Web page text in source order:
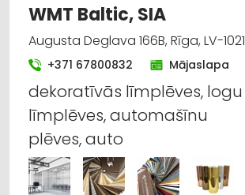
SUVENĪRI, DĀVANAS
WMT Baltic, SIA
Augusta Deglava 166B, Rīga, LV-1021
+371 67800832 Mājaslapa
dekoratīvās līmplēves, logu
līmplēves, automašīnu
plēves, auto